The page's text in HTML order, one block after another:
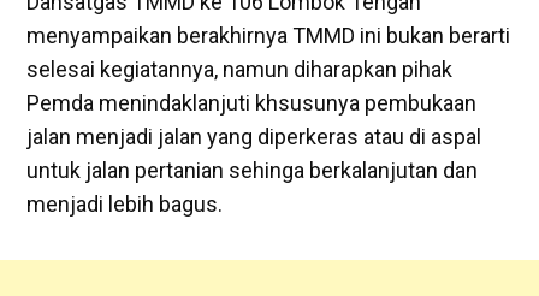
menyampaikan berakhirnya TMMD ini bukan berarti
selesai kegiatannya, namun diharapkan pihak
Pemda menindaklanjuti khsusunya pembukaan
jalan menjadi jalan yang diperkeras atau di aspal
untuk jalan pertanian sehinga berkalanjutan dan
menjadi lebih bagus.